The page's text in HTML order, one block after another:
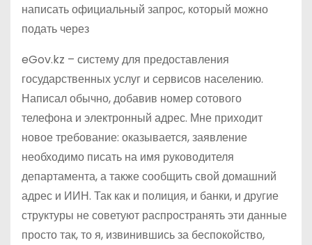
написать официальный запрос, который можно
подать через
eGov.kz – систему для предоставления
государственных услуг и сервисов населению.
Написал обычно, добавив номер сотового
телефона и электронный адрес. Мне приходит
новое требование: оказывается, заявление
необходимо писать на имя руководителя
департамента, а также сообщить свой домашний
адрес и ИИН. Так как и полиция, и банки, и другие
структуры не советуют распространять эти данные
просто так, то я, извинившись за беспокойство,